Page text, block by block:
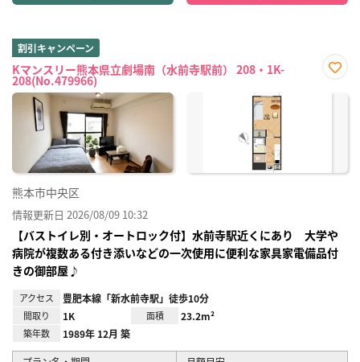
割引キャンペーン
Kマンスリー熊本県立劇場南（水前寺駅前） 208・1K-
208(No.479966)
に入
熊本市中央区
情報更新日 2026/08/09 10:32
【バストイレ別・オートロック付】水前寺駅近くにあり 大学や
病院が複数ある付き添いなどの一次使用に便利な家具家電備品付
きの御部屋♪
アクセス 豊肥本線「新水前寺駅」徒歩10分
間取り 1K 面積 23.2m²
築年数 1989年 12月 築